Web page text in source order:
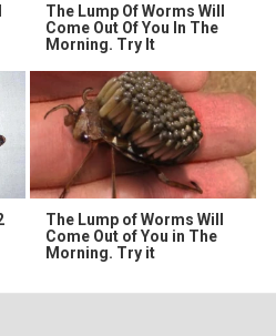
The Lump Of Worms Will
Come Out Of You In The
Morning. Try It
The Lump of Worms Will
Come Out of You in The
Morning. Try it